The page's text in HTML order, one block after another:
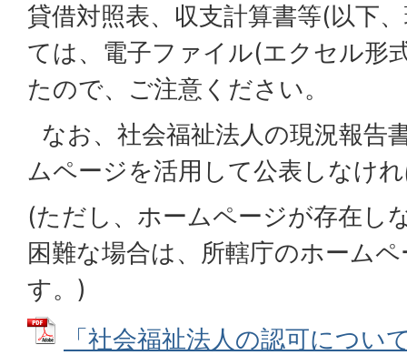
貸借対照表、収支計算書等(以下
ては、電子ファイル(エクセル形
たので、ご注意ください。
なお、社会福祉法人の現況報告
ムページを活用して公表しなけ
(ただし、ホームページが存在し
困難な場合は、所轄庁のホーム
す。)
「社会福祉法人の認可につい